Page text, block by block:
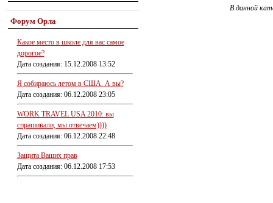
Форум Орла
Какое место в школе для вас самое
дорогое?
Дата создания: 15.12.2008 13:52
Я собираюсь летом в США. А вы?
Дата создания: 06.12.2008 23:05
WORK TRAVEL USA 2010: вы
спрашивали, мы отвечаем))))
Дата создания: 06.12.2008 22:48
Защита Ваших прав
Дата создания: 06.12.2008 17:53
В данной